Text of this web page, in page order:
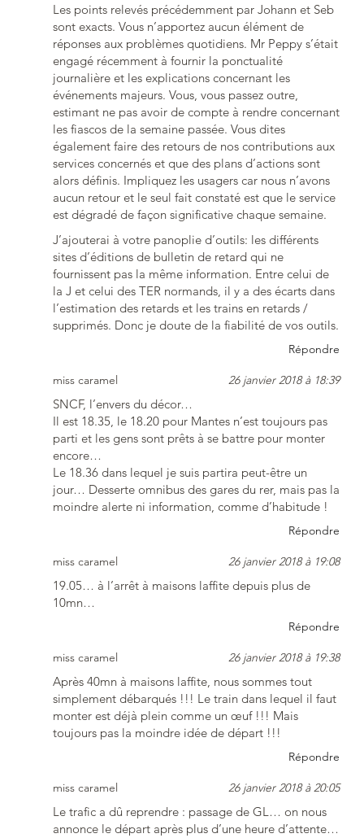
Les points relevés précédemment par Johann et Seb
sont exacts. Vous n’apportez aucun élément de
réponses aux problèmes quotidiens. Mr Peppy s’était
engagé récemment à fournir la ponctualité
journalière et les explications concernant les
événements majeurs. Vous, vous passez outre,
estimant ne pas avoir de compte à rendre concernant
les fiascos de la semaine passée. Vous dites
également faire des retours de nos contributions aux
services concernés et que des plans d’actions sont
alors définis. Impliquez les usagers car nous n’avons
aucun retour et le seul fait constaté est que le service
est dégradé de façon significative chaque semaine.
J’ajouterai à votre panoplie d’outils: les différents
sites d’éditions de bulletin de retard qui ne
fournissent pas la même information. Entre celui de
la J et celui des TER normands, il y a des écarts dans
l’estimation des retards et les trains en retards /
supprimés. Donc je doute de la fiabilité de vos outils.
Répondre
miss caramel 26 janvier 2018 à 18:39
SNCF, l’envers du décor…
Il est 18.35, le 18.20 pour Mantes n’est toujours pas
parti et les gens sont prêts à se battre pour monter
encore…
Le 18.36 dans lequel je suis partira peut-être un
jour… Desserte omnibus des gares du rer, mais pas la
moindre alerte ni information, comme d’habitude !
Répondre
miss caramel 26 janvier 2018 à 19:08
19.05… à l’arrêt à maisons laffite depuis plus de
10mn…
Répondre
miss caramel 26 janvier 2018 à 19:38
Après 40mn à maisons laffite, nous sommes tout
simplement débarqués !!! Le train dans lequel il faut
monter est déjà plein comme un œuf !!! Mais
toujours pas la moindre idée de départ !!!
Répondre
miss caramel 26 janvier 2018 à 20:05
Le trafic a dû reprendre : passage de GL… on nous
annonce le départ après plus d’une heure d’attente…